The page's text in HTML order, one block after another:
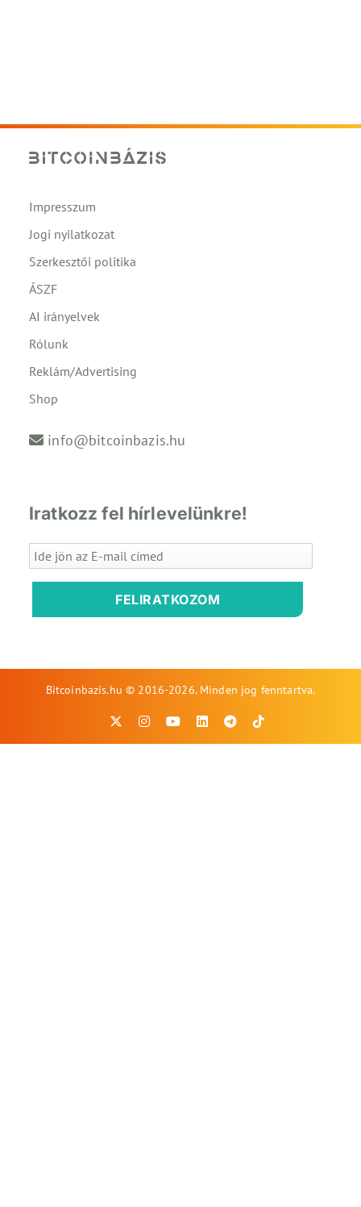
Impresszum
Jogi nyilatkozat
Szerkesztői politika
ÁSZF
AI irányelvek
Rólunk
Reklám/Advertising
Shop
info@bitcoinbazis.hu
Iratkozz fel hírlevelünkre!
FELIRATKOZOM
Bitcoinbazis.hu © 2016-2026. Minden jog fenntartva.